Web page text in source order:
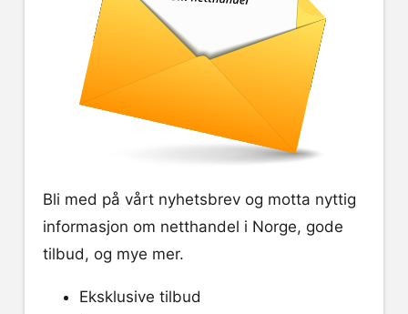
Bli med på vårt nyhetsbrev og motta nyttig
informasjon om netthandel i Norge, gode
tilbud, og mye mer.
Eksklusive tilbud